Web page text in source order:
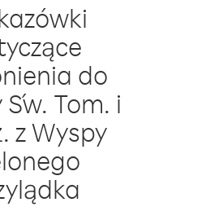
do
Tom. i
z Wyspy